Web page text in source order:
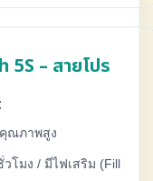
– สายโปร
ณภาพสูง
โมง / มีไฟเสริม (Fill